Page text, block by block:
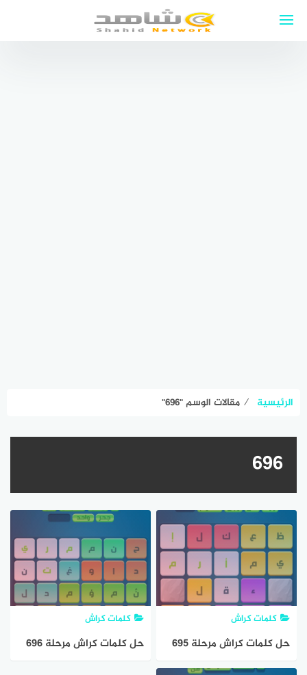
الرئيسية ⁄ مقالات الوسم "٦٩٦"
٦٩٦
كلمات كراش
حل كلمات كراش مرحلة ٦٩٥
٦٩٦ ٦٩٧ ٦٩٨ ٦٩٩
كلمات كراش
حل كلمات كراش مرحلة ٦٩٦